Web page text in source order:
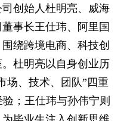
创始人杜明亮、威海
事长王仕玮、阿里国
绕跨境电商、科技创
杜明亮以自身创业历
场、技术、团队”四重
；王仕玮与孙伟宁则